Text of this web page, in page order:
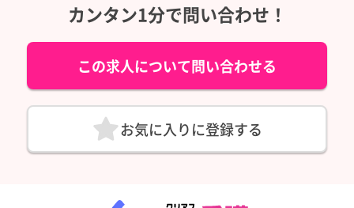
カンタン1分で問い合わせ！
この求人について問い合わせる
お気に入りに登録する